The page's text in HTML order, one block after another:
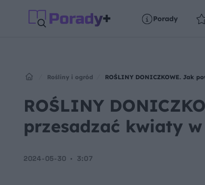
Porady
Rośliny i ogród ROŚLINY DONICZKOWE. Jak
ROŚLINY
przesadzać kwiaty
2024-05-30 3:07